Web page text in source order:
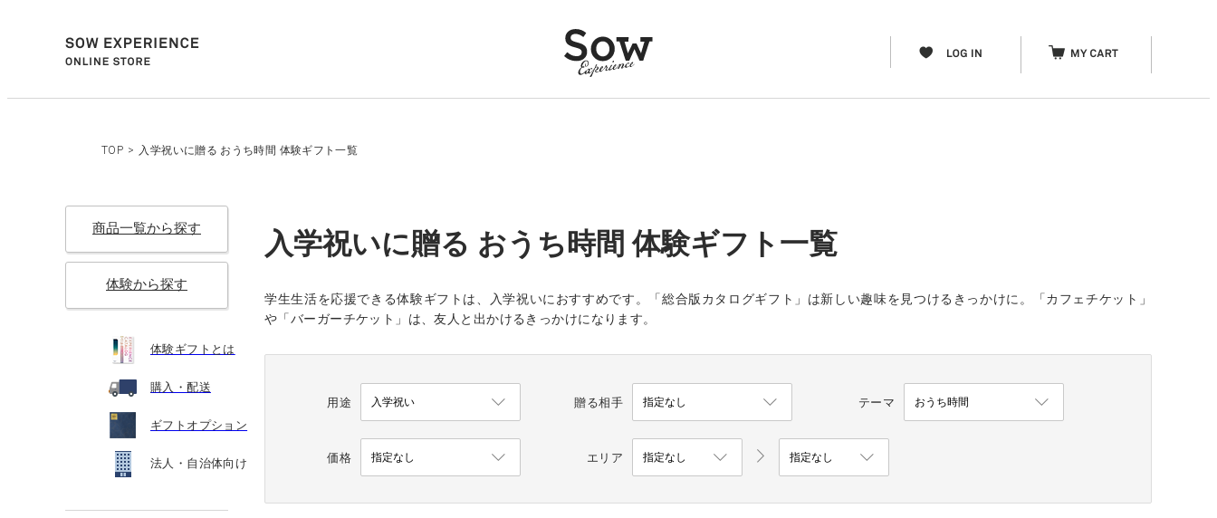
TOP > 入学祝いに贈る おうち時間 体験ギフト一覧
商品一覧から探す
体験から探す
体験ギフトとは
購入・配送
ギフトオプション
法人・自治体向け
入学祝いに贈る おうち時間 体験ギフト一覧
学生生活を応援できる体験ギフトは、入学祝いにおすすめです。「総合版カタログギフト」は新しい趣味を見つけるきっかけに。「カフェチケット」
や「バーガーチケット」は、友人と出かけるきっかけになります。
用途 贈る相手 テーマ
価格 エリア